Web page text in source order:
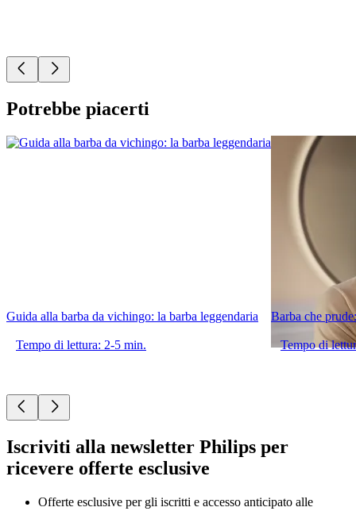
Potrebbe piacerti
Guida alla barba da vichingo: la barba leggendaria
Tempo di lettura: 2-5 min.
Barba che
Tempo di
Iscriviti alla newsletter Philips per
ricevere offerte esclusive
Offerte esclusive per gli iscritti e accesso anticipato alle